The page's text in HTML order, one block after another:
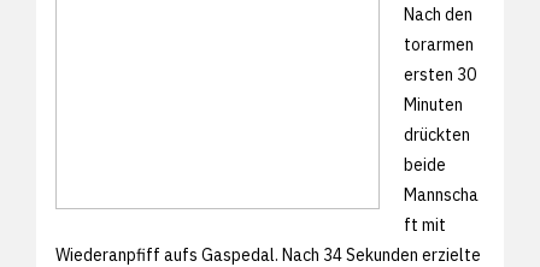
Nach den
torarmen
ersten 30
Minuten
drückten
beide
Mannscha
ft mit
Wiederanpfiff aufs Gaspedal. Nach 34 Sekunden erzielte